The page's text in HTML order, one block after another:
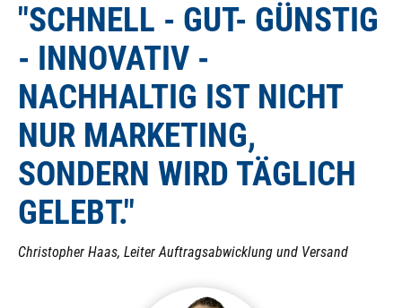
"SCHNELL - GUT- GÜNSTIG
- INNOVATIV -
NACHHALTIG IST NICHT
NUR MARKETING,
SONDERN WIRD TÄGLICH
GELEBT."
Christopher Haas, Leiter Auftragsabwicklung und Versand